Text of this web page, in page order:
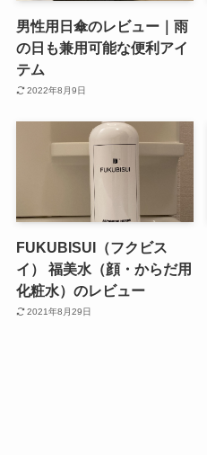
男性用日傘のレビュー｜雨
の日も兼用可能な便利アイ
テム
2022年8月9日
FUKUBISUI（フクビス
イ） 福美水（顔・からだ用
化粧水）のレビュー
2021年8月29日